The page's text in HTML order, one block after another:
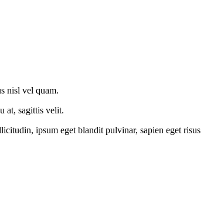
nisl vel quam.
at, sagittis velit.
ipsum eget blandit pulvinar, sapien eget risus